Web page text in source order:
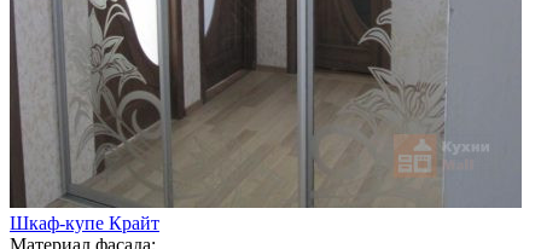
Шкаф-купе Крайт
Материал фасада: